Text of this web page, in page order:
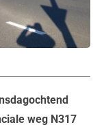
weg N317